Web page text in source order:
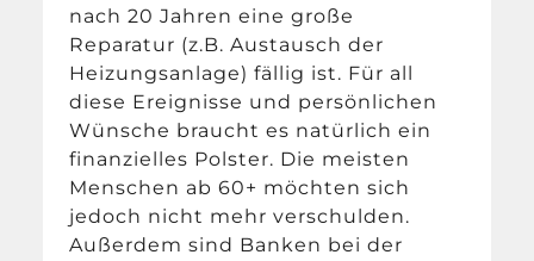
nach 20 Jahren eine große
Reparatur (z.B. Austausch der
Heizungsanlage) fällig ist. Für all
diese Ereignisse und persönlichen
Wünsche braucht es natürlich ein
finanzielles Polster. Die meisten
Menschen ab 60+ möchten sich
jedoch nicht mehr verschulden.
Außerdem sind Banken bei der